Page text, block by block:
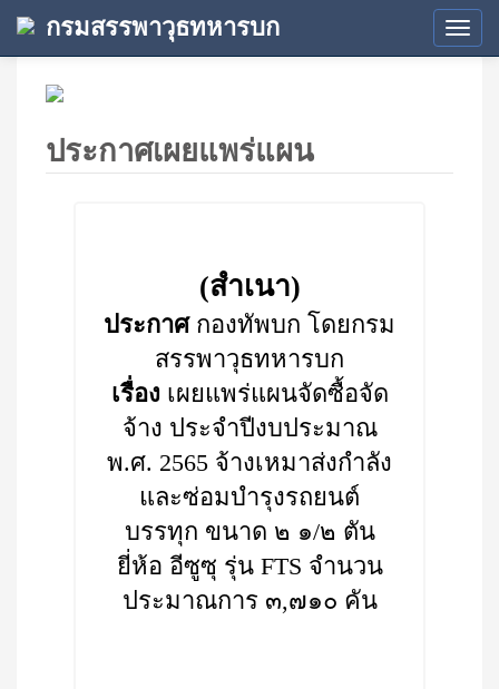
กรมสรรพาวุธทหารบก
ประกาศเผยแพร่แผน
(สำเนา)
ประกาศกองทัพบก โดยกรม
สรรพาวุธทหารบก
เรื่อง เผยแพร่แผนจัดซื้อจัด
จ้าง ประจำปีงบประมาณ
พ.ศ. 2565 จ้างเหมาส่งกำลัง
และซ่อมบำรุงรถยนต์
บรรทุก ขนาด ๒ ๑/๒ ตัน
ยี่ห้อ อีซูซุ รุ่น FTS จำนวน
ประมาณการ ๓,๗๑๐ คัน